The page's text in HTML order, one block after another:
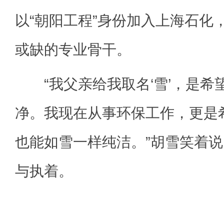
以“朝阳工程”身份加入上海石化
或缺的专业骨干。
“我父亲给我取名‘雪’，是希
净。我现在从事环保工作，更
也能如雪一样纯洁。”胡雪笑着
与执着。